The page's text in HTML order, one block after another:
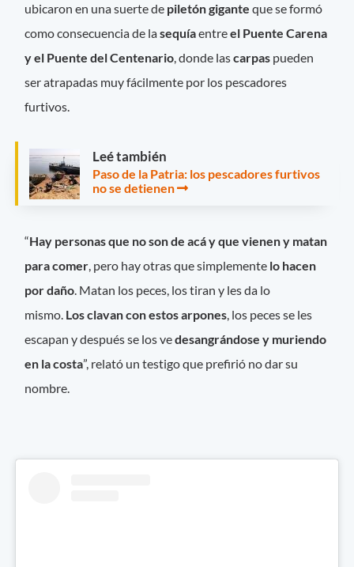
ubicaron en una suerte de piletón gigante que se formó
como consecuencia de lasequíaentreel Puente Carena
y el Puente del Centenario, donde lascarpas pueden
ser atrapadas muy fácilmente por los pescadores
furtivos.
Leé también
Paso de la Patria: los pescadores furtivos
no se detienen
“Hay personas que no son de acá y que vienen y matan
para comer , pero hay otras que simplemente lo hacen
por daño . Matan los peces, los tiran y les da lo
mismo. Los clavan con estos arpones , los peces se les
escapan y después se los vedesangrándose y muriendo
en la costa”, relató un testigo que prefirió no dar su
nombre.